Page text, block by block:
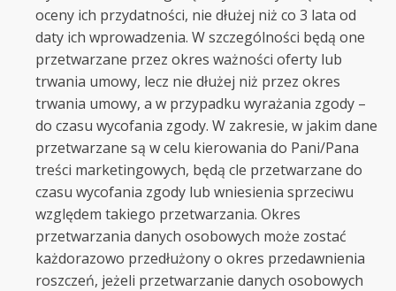
oceny ich przydatności, nie dłużej niż co 3 lata od
daty ich wprowadzenia. W szczególności będą one
przetwarzane przez okres ważności oferty lub
trwania umowy, lecz nie dłużej niż przez okres
trwania umowy, a w przypadku wyrażania zgody –
do czasu wycofania zgody. W zakresie, w jakim dane
przetwarzane są w celu kierowania do Pani/Pana
treści marketingowych, będą cle przetwarzane do
czasu wycofania zgody lub wniesienia sprzeciwu
względem takiego przetwarzania. Okres
przetwarzania danych osobowych może zostać
każdorazowo przedłużony o okres przedawnienia
roszczeń, jeżeli przetwarzanie danych osobowych